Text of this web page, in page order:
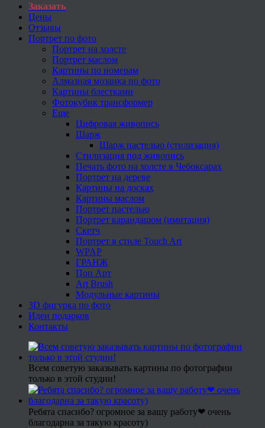
Заказать
Цены
Отзывы
Портрет по фото
Портрет на холсте
Портрет маслом
Картины по номерам
Алмазная мозаика по фото
Картины блестками
Фотокубик трансформер
Еще
Цифровая живопись
Шарж
Шарж пастелью (стилизация)
Стилизация под живопись
Печать фото на холсте в Чебоксарах
Портрет на дереве
Картины на досках
Картины маслом
Портрет пастелью
Портрет карандашом (имитация)
Скетч
Портрет в стиле Touch Art
WPAP
ГРАНЖ
Поп Арт
Art Brush
Модульные картины
3D фигурка по фото
Идеи подарков
Контакты
Всем советую заказывать картины по фотографии
только в этой студии!
Ребята спасибо? огромное за вашу работу❤ очень
благодарна за такую красоту)